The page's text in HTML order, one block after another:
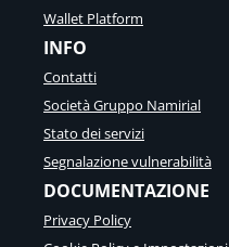
Wallet Platform
INFO
Contatti
Società Gruppo Namirial
Stato dei servizi
Segnalazione vulnerabilità
DOCUMENTAZIONE
Privacy Policy